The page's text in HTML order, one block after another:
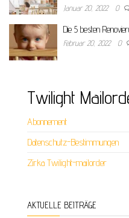
Januar 20, 2022 0
Die 5 besten
Februar 20, 2022 0
Twilight
Abonnement
Datenschutz-Bestimmungen
Zirka Twilight-mailorder
AKTUELLE BEITRÄGE